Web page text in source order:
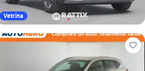
Vetrina